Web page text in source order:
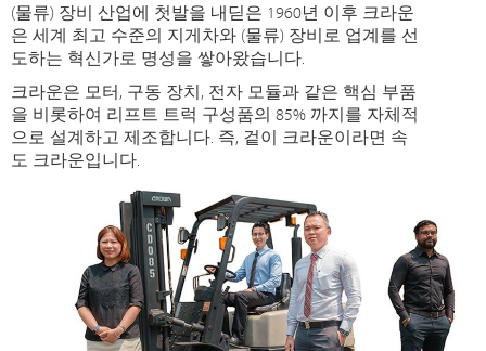
(물류) 장비 산업에 첫발을 내딛은 1960년 이후 크라운
은 세계 최고 수준의 지게차와 (물류) 장비로 업계를 선
도하는 혁신가로 명성을 쌓아왔습니다.
크라운은 모터, 구동 장치, 전자 모듈과 같은 핵심 부품
을 비롯하여 리프트 트럭 구성품의 85% 까지를 자체적
으로 설계하고 제조합니다. 즉, 겉이 크라운이라면 속
도 크라운입니다.